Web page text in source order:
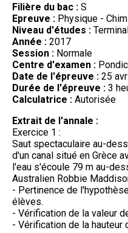
Filière du bac : S
Epreuve : Physique -
Niveau d'études :
Année : 2017
Session : Normale
Centre d'examen :
Date de l'épreuve : 25
Durée de l'épreuve : 3
Calculatrice : Autorisée
Extrait de l'annale :
Exercice 1 :
Saut spectaculaire au-
d'un canal situé en Grèce
l'eau s'écoule 79 m au-
Australien Robbie
- Pertinence de
élèves.
- Vérification de la valeur
- Vérification de la hauteur